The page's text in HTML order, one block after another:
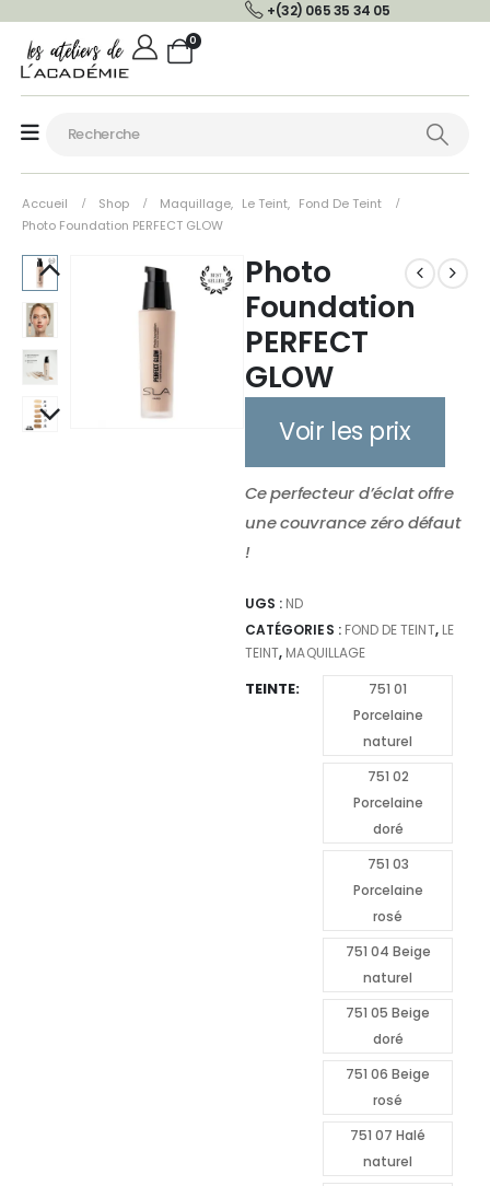
+(32) 065 35 34 05
0
Accueil Shop Maquillage, Le Teint, Fond De Teint
Photo Foundation PERFECT GLOW
Photo
Foundation
PERFECT
GLOW
Voir les prix
Ce perfecteur d’éclat offre
une couvrance zéro défaut
!
UGS : ND
CATÉGORIES : FOND DE TEINT, LE
TEINT, MAQUILLAGE
TEINTE
751 01
Porcelaine
naturel
751 02
Porcelaine
doré
751 03
Porcelaine
rosé
751 04 Beige
naturel
751 05 Beige
doré
751 06 Beige
rosé
751 07 Halé
naturel